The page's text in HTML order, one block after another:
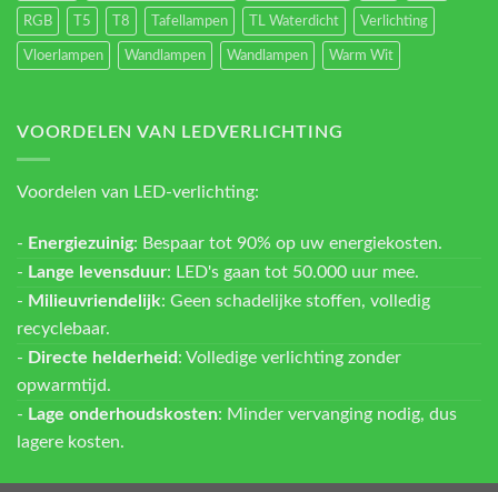
RGB T5 T8 Tafellampen TL Waterdicht Verlichting
Vloerlampen Wandlampen Wandlampen Warm Wit
VOORDELEN VAN LEDVERLICHTING
Voordelen van LED-verlichting:
- Energiezuinig: Bespaar tot 90% op uw energiekosten.
- Lange levensduur: LED's gaan tot 50.000 uur mee.
- Milieuvriendelijk: Geen schadelijke stoffen, volledig
recyclebaar.
- Directe helderheid : Volledige verlichting zonder
opwarmtijd.
- Lage onderhoudskosten: Minder vervanging nodig, dus
lagere kosten.